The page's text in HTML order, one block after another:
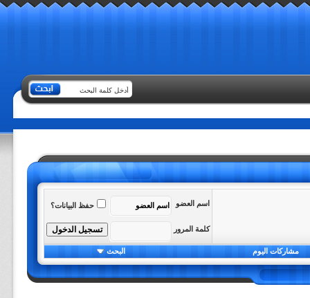
اسم العضو حفظ البيانات؟
كلمة المرور
مشاركات اليوم البحث